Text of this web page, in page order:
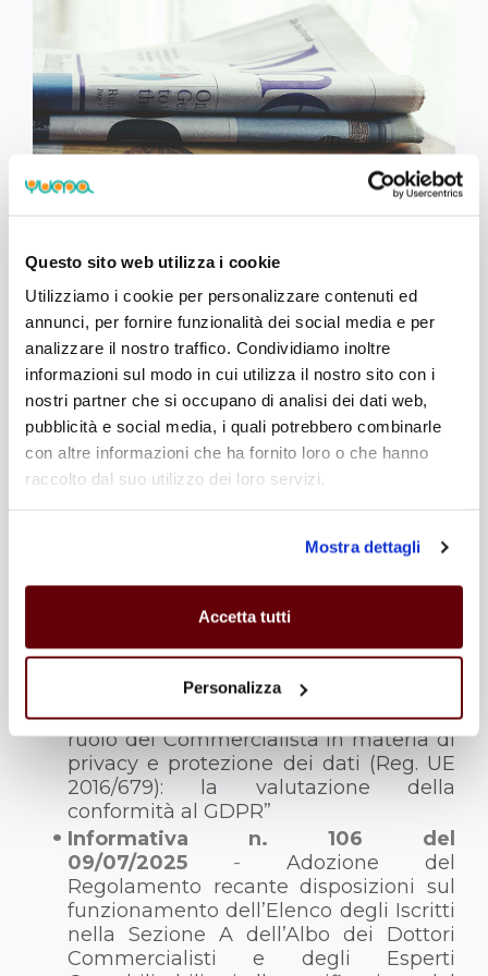
Questo sito web utilizza i cookie
Utilizziamo i cookie per personalizzare contenuti ed
annunci, per fornire funzionalità dei social media e per
analizzare il nostro traffico. Condividiamo inoltre
informazioni sul modo in cui utilizza il nostro sito con i
nostri partner che si occupano di analisi dei dati web,
pubblicità e social media, i quali potrebbero combinarle
con altre informazioni che ha fornito loro o che hanno
raccolto dal suo utilizzo dei loro servizi.
Mostra dettagli
Accetta tutti
Personalizza
Rassegna stampa del 10 Luglio
2025
Data: 10 lug 2025
Con la presente Vi comunichiamo gli ultimi
aggiornamenti normativi e di prassi:
CNDCEC
Comunicato n. 89 del
09/07/2025-Privacy e protezione dei
dati: documento dei commercialisti
con focus su conformità a GDPR
Informativa n. 105 del 09/07/2025-“Il
ruolo del Commercialista in materia di
privacy e protezione dei dati (Reg. UE
2016/679): la valutazione della
conformità al GDPR”
Informativa n. 106 del
09/07/2025 - Adozione del
Regolamento recante disposizioni sul
funzionamento dell’Elenco degli Iscritti
nella Sezione A dell’Albo dei Dottori
Commercialisti e degli Esperti